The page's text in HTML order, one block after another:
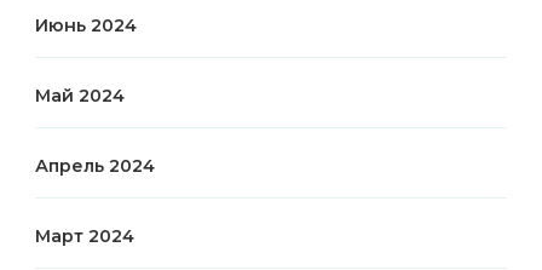
Июнь 2024
Май 2024
Апрель 2024
Март 2024